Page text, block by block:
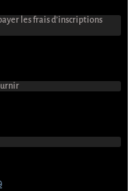
les frais d’inscriptions